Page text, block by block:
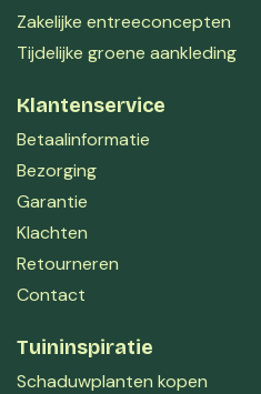
Zakelijke entreeconcepten
Tijdelijke groene aankleding
Klantenservice
Betaalinformatie
Bezorging
Garantie
Klachten
Retourneren
Contact
Tuininspiratie
Schaduwplanten kopen